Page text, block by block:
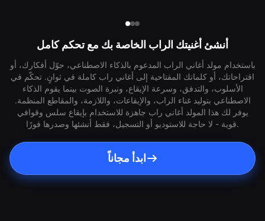
أنشئ أغنيتك الراب الخاصة بك مع تحكم كامل
باستخدام مولد أغاني الراب المدعوم بالذكاء الاصطناعي، حوّل أفكارك، أو
اقتراحاتك، أو كلماتك المفتاحية إلى أغاني راب كاملة في ثوانٍ. تحكّم في
الأسلوب، والتدفق، وسرعة الإيقاع، ونبرة الصوت بينما يقوم الذكاء
الاصطناعي بتوليد غناء الراب، والإيقاعات، واللازمة، والمقاطع المنظمة.
يوفر لك هذا المولد أغاني راب جاهزة للاستخدام بإيقاع سلس وقوافي
قوية - لا حاجة للاستوديو أو التسجيل، فقط أنشئها وصدرها فورًا.
ابدأ مجاناً